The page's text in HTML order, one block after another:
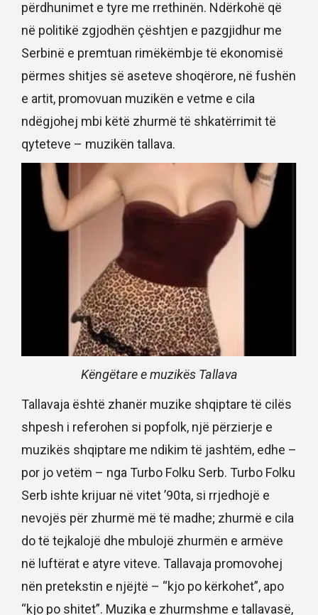
përdhunimet e tyre me rrethinën. Ndërkohë që
në politikë zgjodhën çështjen e pazgjidhur me
Serbinë e premtuan rimëkëmbje të ekonomisë
përmes shitjes së aseteve shoqërore, në fushën
e artit, promovuan muzikën e vetme e cila
ndëgjohej mbi këtë zhurmë të shkatërrimit të
qyteteve – muzikën tallava.
Këngëtare e muzikës Tallava
Tallavaja është zhanër muzike shqiptare të cilës
shpesh i referohen si popfolk, një përzierje e
muzikës shqiptare me ndikim të jashtëm, edhe –
por jo vetëm – nga Turbo Folku Serb. Turbo Folku
Serb ishte krijuar në vitet ’90ta, si rrjedhojë e
nevojës për zhurmë më të madhe; zhurmë e cila
do të tejkalojë dhe mbulojë zhurmën e armëve
në luftërat e atyre viteve. Tallavaja promovohej
nën pretekstin e njëjtë – “kjo po kërkohet”, apo
“kjo po shitet”. Muzika e zhurmshme e tallavasë,